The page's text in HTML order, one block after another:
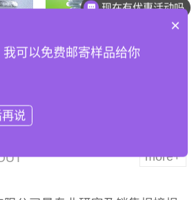
焊
铅
吕梁63锡条 | 超高性
more+
现在有优惠活动吗
×
可以免费邮寄样品给你
说